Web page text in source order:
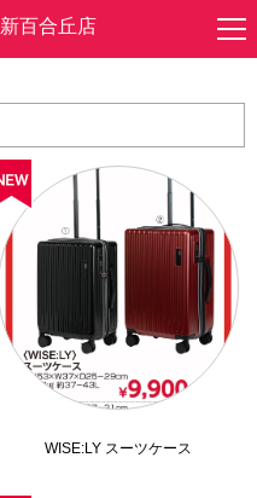
新百合丘店
WISE:LY スーツケース